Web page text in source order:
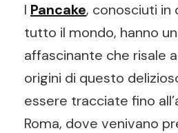
I Pancake, conosciuti in
tutto il mondo, hanno
affascinante che risale
origini di questo
essere tracciate fino
Roma, dove venivano